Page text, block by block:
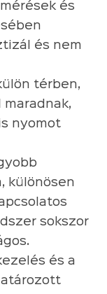
és
és nem
térben,
nyomot
különösen
sokszor
és a